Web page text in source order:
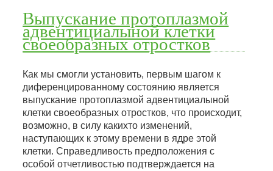
Выпускание протоплазмой
адвентициалыной клетки
своеобразных отростков
Как мы смогли установить, первым шагом к
диференцированному состоянию является
выпускание протоплазмой адвентициалыной
клетки своеобразных отростков, что происходит,
возможно, в силу какихто изменений,
наступающих к этому времени в ядре этой
клетки. Справедливость предположения с
особой отчетливостью подтверждается на